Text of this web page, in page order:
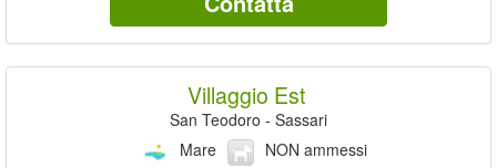
Villaggio Est
San Teodoro - Sassari
Mare
NON ammessi